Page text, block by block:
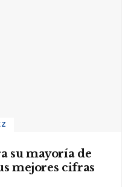
su mayoría de
mejores cifras